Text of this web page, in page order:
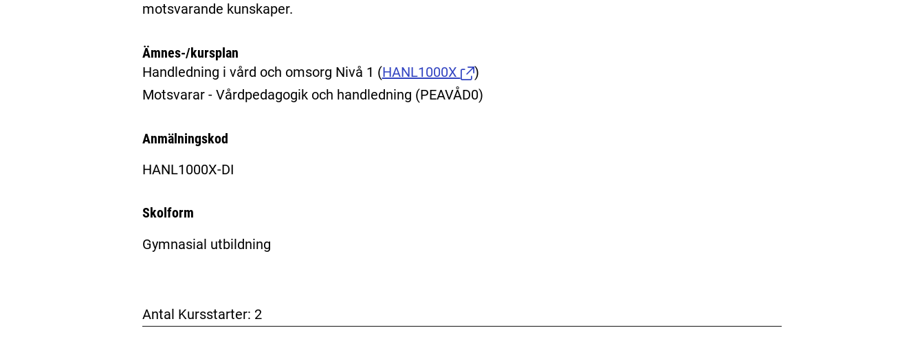
motsvarande kunskaper.
Ämnes-/kursplan
Handledning i vård och omsorg Nivå 1 (HANL1000X
)
Motsvarar - Vårdpedagogik och handledning (PEAVÅD0)
Anmälningskod
HANL1000X-DI
Skolform
Gymnasial utbildning
Antal Kursstarter: 2